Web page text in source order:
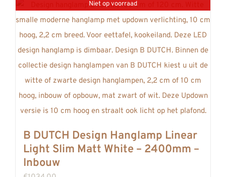
Niet op voorraad
B DUTCH Design Hanglamp Linear
Light Slim Matt White – 2400mm –
Inbouw